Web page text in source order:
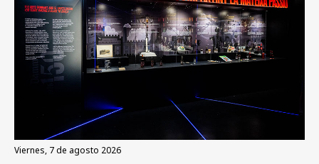
viernes, 7 de agosto 2026